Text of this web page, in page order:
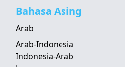
Bahasa Asing
Arab
Arab-Indonesia
Indonesia-Arab